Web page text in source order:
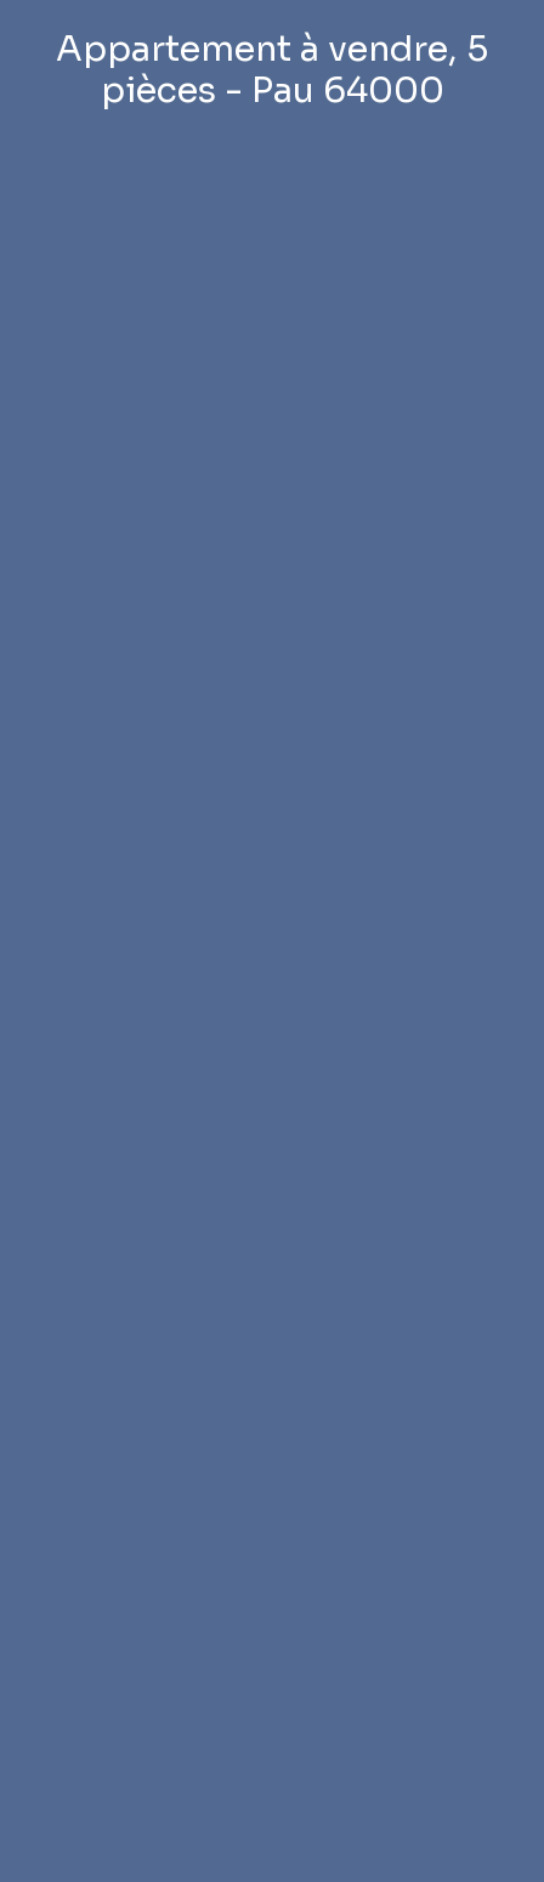
Appartement à vendre, 5
pièces - Pau 64000